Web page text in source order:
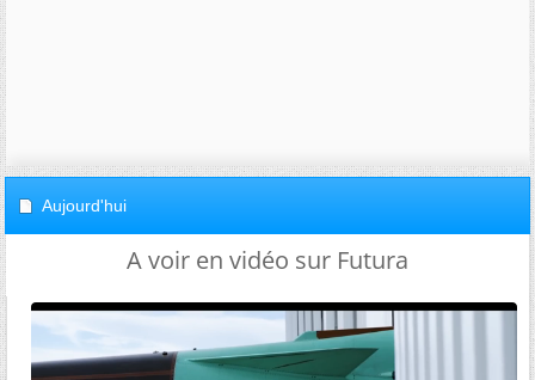
Aujourd'hui
A voir en vidéo sur Futura